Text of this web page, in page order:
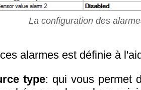
La configuration des
alarmes est définie à
type: qui vous permet